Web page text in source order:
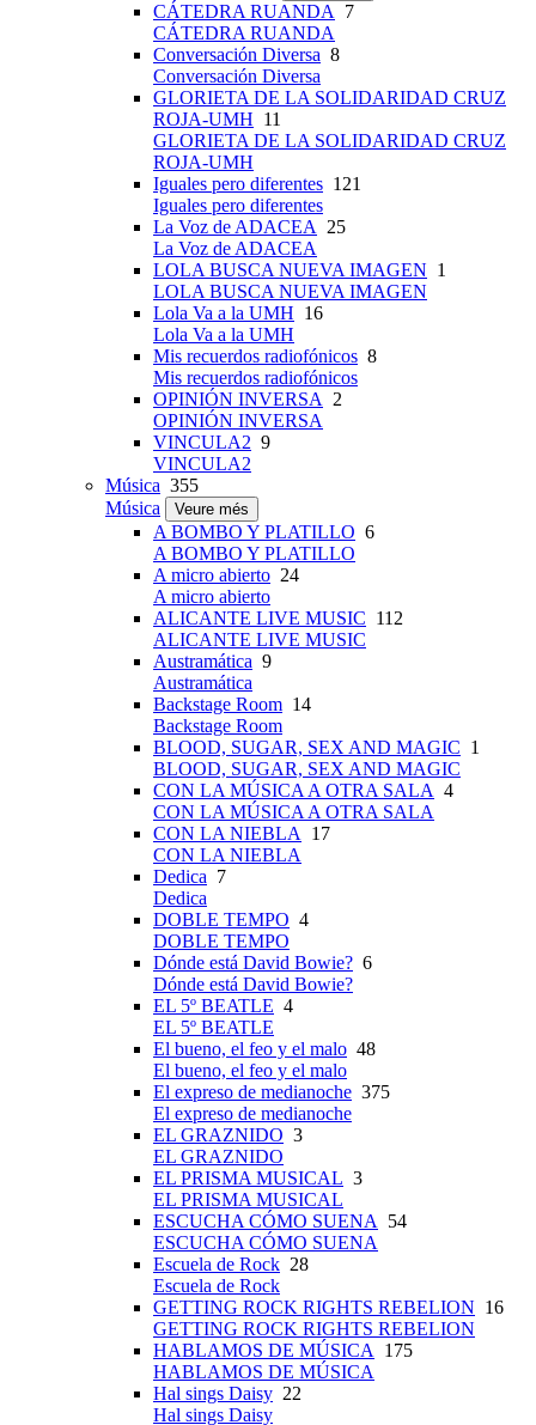
CÁTEDRA RUANDA
7
CÁTEDRA RUANDA
Conversación Diversa 8
Conversación Diversa
GLORIETA DE LA SOLIDARIDAD CRUZ
ROJA-UMH 11
GLORIETA DE LA SOLIDARIDAD CRUZ
ROJA-UMH
Iguales pero diferentes 121
Iguales pero diferentes
La Voz de ADACEA
25
La Voz de ADACEA
LOLA BUSCA NUEVA IMAGEN 1
LOLA BUSCA NUEVA IMAGEN
Lola Va a la UMH 16
Lola Va a la UMH
Mis recuerdos radiofónicos 8
Mis recuerdos radiofónicos
OPINIÓN INVERSA
2
OPINIÓN INVERSA
VINCULA2 9
VINCULA2
Música 355
Música
Veure més
A BOMBO Y PLATILLO 6
A BOMBO Y PLATILLO
A micro abierto 24
A micro abierto
ALICANTE LIVE MUSIC 112
ALICANTE LIVE MUSIC
Austramática 9
Austramática
Backstage Room 14
Backstage Room
BLOOD, SUGAR, SEX AND MAGIC 1
BLOOD, SUGAR, SEX AND MAGIC
CON LA MÚSICA A OTRA SALA 4
CON LA MÚSICA A OTRA SALA
CON LA NIEBLA
17
CON LA NIEBLA
Dedica 7
Dedica
DOBLE TEMPO 4
DOBLE TEMPO
Dónde está David Bowie? 6
Dónde está David Bowie?
EL 5º BEATLE 4
EL 5º BEATLE
El bueno, el feo y el malo 48
El bueno, el feo y el malo
El expreso de medianoche 375
El expreso de medianoche
EL GRAZNIDO 3
EL GRAZNIDO
EL PRISMA MUSICAL 3
EL PRISMA MUSICAL
ESCUCHA CÓMO SUENA
54
ESCUCHA CÓMO SUENA
Escuela de Rock 28
Escuela de Rock
GETTING ROCK RIGHTS REBELION 16
GETTING ROCK RIGHTS REBELION
HABLAMOS DE MÚSICA
175
HABLAMOS DE MÚSICA
Hal sings Daisy 22
Hal sings Daisy